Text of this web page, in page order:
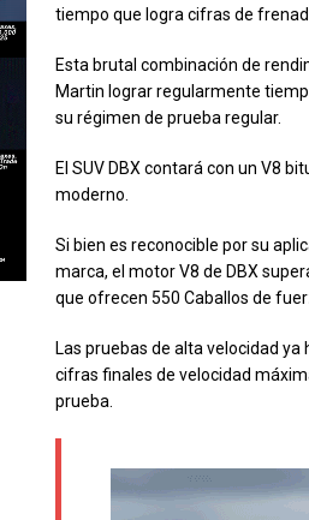
tiempo que logra cifras de
Esta brutal combinación de
Martin lograr regularmente
su régimen de prueba regular.
El SUV DBX contará con un V8
moderno.
Si bien es reconocible por su
marca, el motor V8 de DBX
que ofrecen 550 Caballos de
Las pruebas de alta velocidad
cifras finales de velocidad
prueba.